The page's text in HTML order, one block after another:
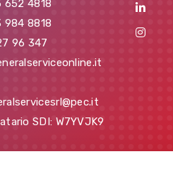
652 4818
984 8818
96 347
SDI: W7YVJK9